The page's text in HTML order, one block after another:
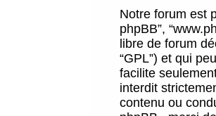
Notre forum est
phpBB”,
libre de forum
“GPL”) et qui
facilite
interdit
contenu ou